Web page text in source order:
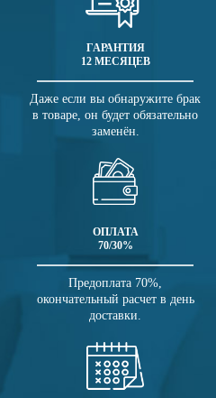
ГАРАНТИЯ
12 МЕСЯЦЕВ
Даже если вы обнаружите брак
в товаре, он будет обязательно
заменён.
ОПЛАТА
70/30%
Предоплата 70%,
окончательный расчет в день
доставки.